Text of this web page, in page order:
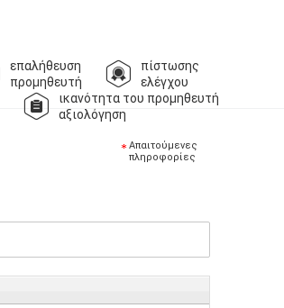
επαλήθευση
προμηθευτή
πίστωσης
ελέγχου
ικανότητα του προμηθευτή
αξιολόγηση
Απαιτούμενες
πληροφορίες